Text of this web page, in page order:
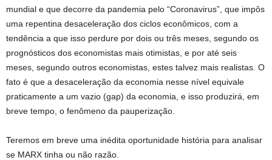
mundial e que decorre da pandemia pelo “Coronavirus”, que impôs
uma repentina desaceleração dos ciclos econômicos, com a
tendência a que isso perdure por dois ou três meses, segundo os
prognósticos dos economistas mais otimistas, e por até seis
meses, segundo outros economistas, estes talvez mais realistas. O
fato é que a desaceleração da economia nesse nível equivale
praticamente a um vazio (gap) da economia, e isso produzirá, em
breve tempo, o fenômeno da pauperização.
Teremos em breve uma inédita oportunidade história para analisar
se MARX tinha ou não razão.